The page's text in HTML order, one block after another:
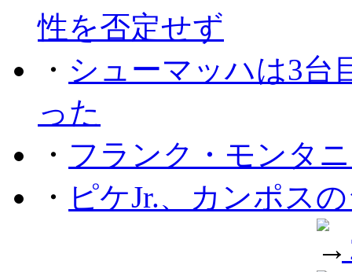
性を否定せず
・ シューマッハは3台
った
・ フランク・モンタ
・ ピケJr.、カンポス